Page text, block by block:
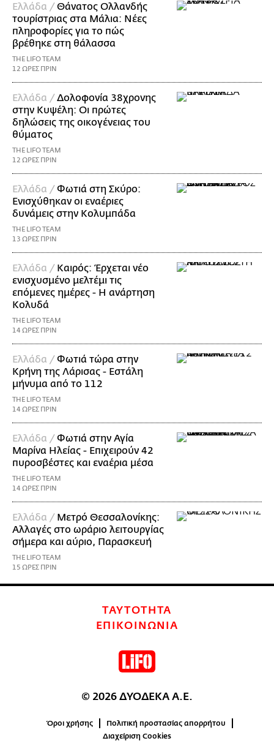
Ελλάδα /Θάνατος Ολλανδής
τουρίστριας στα Μάλια: Νέες
πληροφορίες για το πώς
βρέθηκε στη θάλασσα
THE LIFO TEAM
12 ΩΡΕΣ ΠΡΙΝ
Ελλάδα /Δολοφονία 38χρονης
στην Κυψέλη: Οι πρώτες
δηλώσεις της οικογένειας του
θύματος
THE LIFO TEAM
12 ΩΡΕΣ ΠΡΙΝ
Ελλάδα /Φωτιά στη Σκύρο:
Ενισχύθηκαν οι εναέριες
δυνάμεις στην Κολυμπάδα
THE LIFO TEAM
13 ΩΡΕΣ ΠΡΙΝ
Ελλάδα / Καιρός: Έρχεται νέο
ενισχυσμένο μελτέμι τις
επόμενες ημέρες - Η ανάρτηση
Κολυδά
THE LIFO TEAM
14 ΩΡΕΣ ΠΡΙΝ
Ελλάδα /Φωτιά τώρα στην
Κρήνη της Λάρισας - Εστάλη
μήνυμα από το 112
THE LIFO TEAM
14 ΩΡΕΣ ΠΡΙΝ
Ελλάδα /Φωτιά στην Αγία
Μαρίνα Ηλείας - Επιχειρούν 42
πυροσβέστες και εναέρια μέσα
THE LIFO TEAM
14 ΩΡΕΣ ΠΡΙΝ
Ελλάδα / Μετρό Θεσσαλονίκης:
Αλλαγές στο ωράριο λειτουργίας
σήμερα και αύριο, Παρασκευή
THE LIFO TEAM
15 ΩΡΕΣ ΠΡΙΝ
ΤΑΥΤΟΤΗΤΑ
ΕΠΙΚΟΙΝΩΝΙΑ
© 2026 ΔΥΟΔΕΚΑ Α.Ε.
Όροι χρήσης
Πολιτική προστασίας απορρήτου
Διαχείριση Cookies